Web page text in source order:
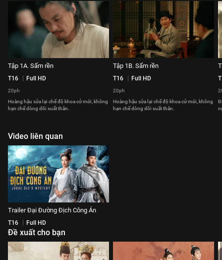
Tập 1A. Sấm rền
T16 Full HD
20ph
Hoàng hậu sửa lại chế độ khoa cử mới, không
hạn chế dòng dõi xuất thân.
Tập 1B. Sấm rền
T16 Full HD
20ph
Hoàng hậu sửa lại chế độ khoa cử mới, không
hạn chế dòng dõi xuất thân.
Video liên quan
Trailer Đại Đường Địch Công Án
T16 Full HD
Đề xuất cho bạn